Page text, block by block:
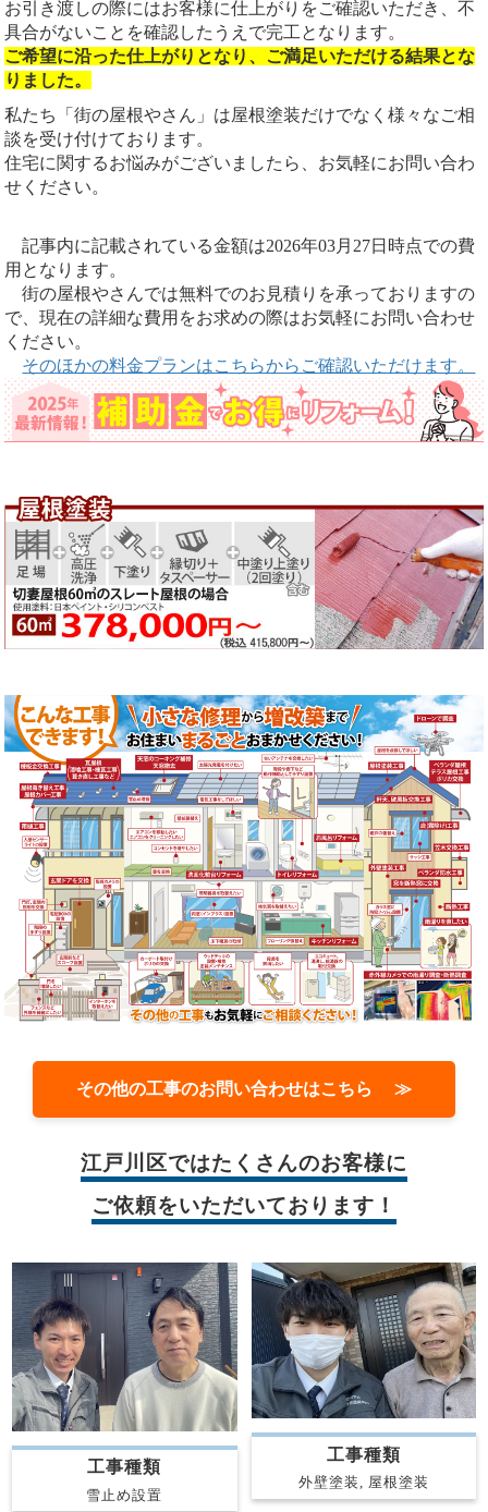
お引き渡しの際にはお客様に仕上がりをご確認いただき、不
具合がないことを確認したうえで完工となります。
ご希望に沿った仕上がりとなり、ご満足いただける結果とな
りました。
私たち「街の屋根やさん」は屋根塗装だけでなく様々なご相
談を受け付けております。
住宅に関するお悩みがございましたら、お気軽にお問い合わ
せください。
記事内に記載されている金額は2026年03月27日時点での費
用となります。
街の屋根やさんでは無料でのお見積りを承っておりますの
で、現在の詳細な費用をお求めの際はお気軽にお問い合わせ
ください。
そのほかの料金プランはこちらからご確認いただけます。
その他の工事のお問い合わせはこちら ≫
江戸川区ではたくさんのお客様に
ご依頼をいただいております！
工事種類
雪止め設置
工事種類
外壁塗装, 屋根塗装